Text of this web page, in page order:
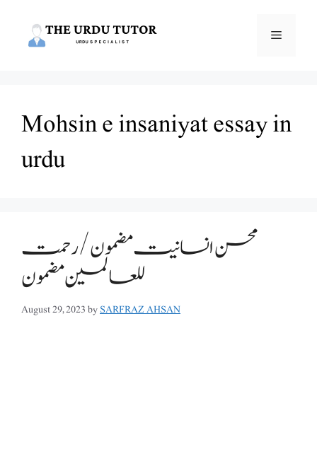
Menu
Mohsin e insaniyat essay in
urdu
محسن انسانیت مضمون /رحمت
للعالمین مضمون
August 29, 2023bySARFRAZ AHSAN